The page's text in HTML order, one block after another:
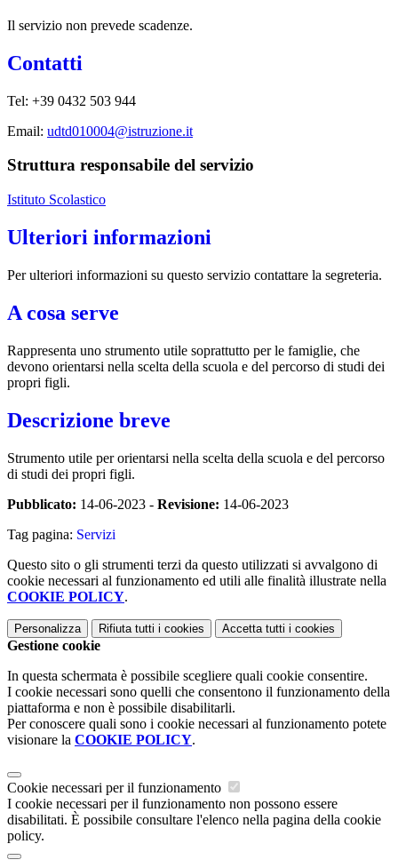
Il servizio non prevede scadenze.
Contatti
Tel: +39 0432 503 944
Email: udtd010004@istruzione.it
Struttura responsabile del servizio
Istituto Scolastico
Ulteriori informazioni
Per ulteriori informazioni su questo servizio contattare la segreteria.
A cosa serve
Rappresenta uno strumento utile soprattutto per le famiglie, che
devono orientarsi nella scelta della scuola e del percorso di studi dei
propri figli.
Descrizione breve
Strumento utile per orientarsi nella scelta della scuola e del percorso
di studi dei propri figli.
Pubblicato: 14-06-2023 - Revisione: 14-06-2023
Tag pagina: Servizi
Questo sito o gli strumenti terzi da questo utilizzati si avvalgono di
cookie necessari al funzionamento ed utili alle finalità illustrate nella
COOKIE POLICY.
Personalizza Rifiuta tutti i cookies Accetta tutti i cookies
Gestione cookie
In questa schermata è possibile scegliere quali cookie consentire.
I cookie necessari sono quelli che consentono il funzionamento della
piattaforma e non è possibile disabilitarli.
Per conoscere quali sono i cookie necessari al funzionamento potete
visionare la COOKIE POLICY.
Cookie necessari per il funzionamento
I cookie necessari per il funzionamento non possono essere
disabilitati. È possibile consultare l'elenco nella pagina della cookie
policy.